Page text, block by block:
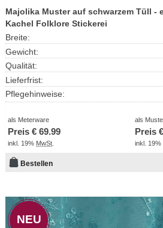
Majolika Muster auf schwarzem Tüll -
Kachel Folklore Stickerei
Breite:
Gewicht:
Qualität:
Lieferfrist:
Pflegehinweise:
als Meterware
Preis € 69.99
inkl. 19% MwSt
als
Preis
inkl. 19%
Bestellen
NEU